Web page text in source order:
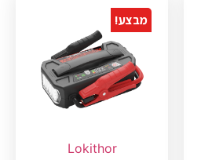
מבצע!
Lokithor